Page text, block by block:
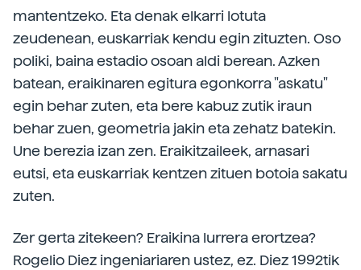
mantentzeko. Eta denak elkarri lotuta
zeudenean, euskarriak kendu egin zituzten. Oso
poliki, baina estadio osoan aldi berean. Azken
batean, eraikinaren egitura egonkorra "askatu"
egin behar zuten, eta bere kabuz zutik iraun
behar zuen, geometria jakin eta zehatz batekin.
Une berezia izan zen. Eraikitzaileek, arnasari
eutsi, eta euskarriak kentzen zituen botoia sakatu
zuten.
Zer gerta zitekeen? Eraikina lurrera erortzea?
Rogelio Diez ingeniariaren ustez, ez. Diez 1992tik